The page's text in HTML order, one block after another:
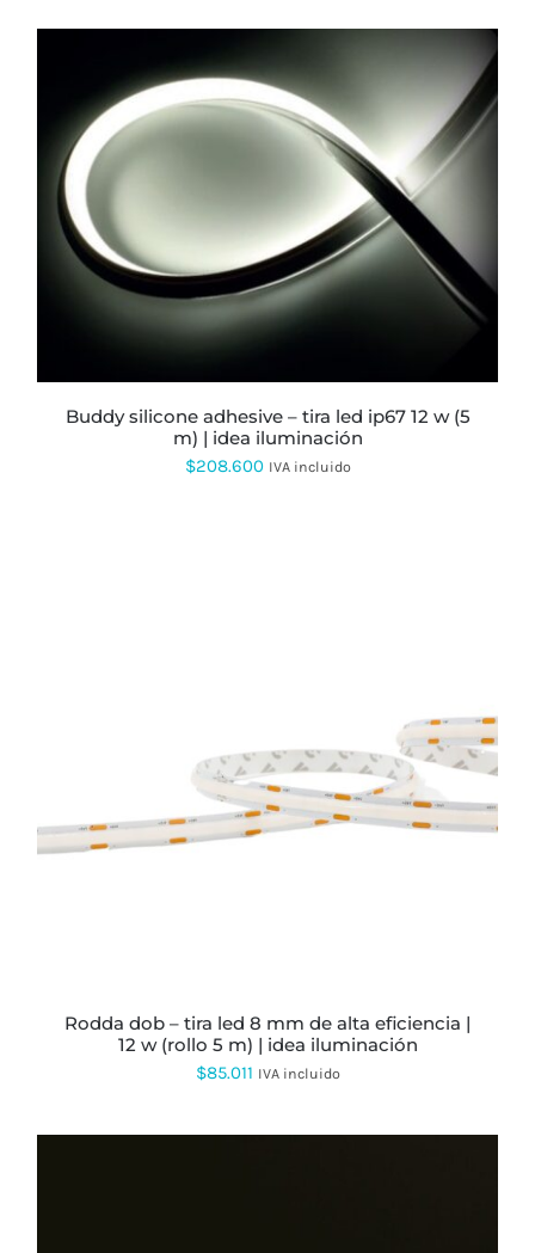
PRODUCTO
TIENE
MÚLTIPLES
VARIANTES.
LAS
OPCIONES
PUEDEN
EN
LA
PÁGINA
buddy silicone adhesive – tira led ip67 12 w (5
m) | idea iluminación
$208.600 IVA incluido
rodda dob – tira led 8 mm de alta eficiencia |
12 w (rollo 5 m) | idea iluminación
$85.011 IVA incluido